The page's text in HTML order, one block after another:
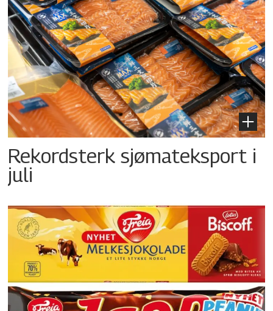
Rekordsterk sjømateksport i
juli